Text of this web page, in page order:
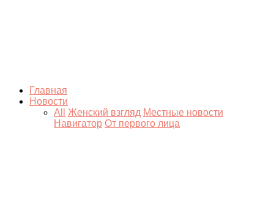
Главная
Новости
All
Женский взгляд Местные новости
Навигатор От первого лица